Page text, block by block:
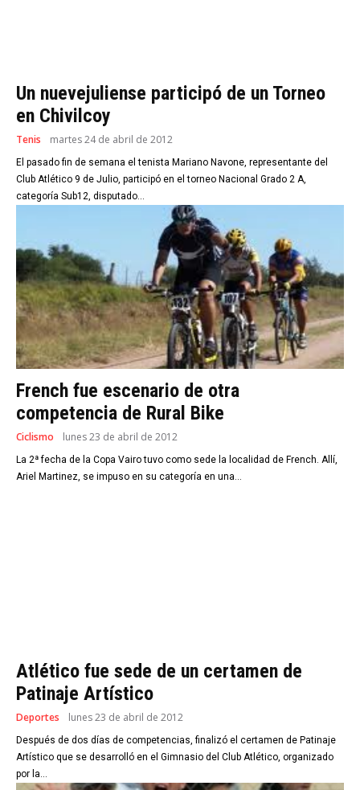
Un nuevejuliense participó de un Torneo
en Chivilcoy
Tenis martes 24 de abril de 2012
El pasado fin de semana el tenista Mariano Navone, representante del
Club Atlético 9 de Julio, participó en el torneo Nacional Grado 2 A,
categoría Sub12, disputado...
French fue escenario de otra
competencia de Rural Bike
Ciclismo lunes 23 de abril de 2012
La 2ª fecha de la Copa Vairo tuvo como sede la localidad de French. Allí,
Ariel Martinez, se impuso en su categoría en una...
Atlético fue sede de un certamen de
Patinaje Artístico
Deportes lunes 23 de abril de 2012
Después de dos días de competencias, finalizó el certamen de Patinaje
Artístico que se desarrolló en el Gimnasio del Club Atlético, organizado
por la...